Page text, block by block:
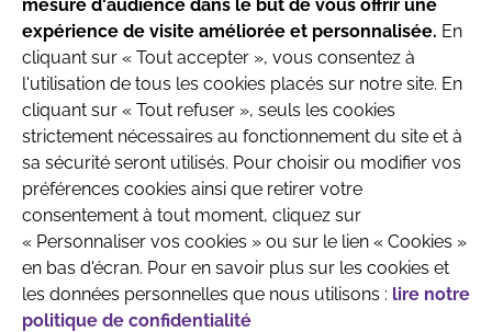
QUI SOMMES-NOUS MENTIONS LÉGALES
CONTACTEZ-NOUS
CRÉDITS :LA JUNGLE
produits destinés aux nourrissons jusqu’à l’âge
de 6 mois.
Parlez avec votre pédiatre ou le professionnel
de santé qui prend en charge votre enfant
avant toute prise de décision.
J'ai compris
mesure d'audience dans le but de vous offrir une
expérience de visite améliorée et personnalisée. En
cliquant sur « Tout accepter », vous consentez à
l'utilisation de tous les cookies placés sur notre site. En
cliquant sur « Tout refuser », seuls les cookies
strictement nécessaires au fonctionnement du site et à
sa sécurité seront utilisés. Pour choisir ou modifier vos
préférences cookies ainsi que retirer votre
consentement à tout moment, cliquez sur
« Personnaliser vos cookies » ou sur le lien « Cookies »
en bas d'écran. Pour en savoir plus sur les cookies et
les données personnelles que nous utilisons : lire notre
politique de confidentialité